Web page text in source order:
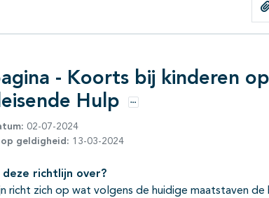
richtlijn
- Koorts bij kinderen
Hulp
Opties
02-07-2024
geldigheid: 13-03-2024
deze richtlijn over?
richt zich op wat volgens de huidige maatstaven